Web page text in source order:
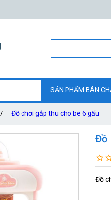
SẢN PHẨM BÁN
/ Đồ chơi gắp thu cho bé 6 gấu
Đồ
Đồ